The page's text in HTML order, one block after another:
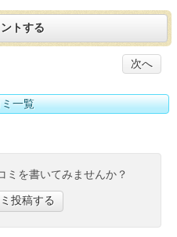
トする
次へ
一覧
ミを書いてみませんか？
投稿する